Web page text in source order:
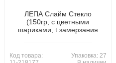
ЛЕПА Слайм Стекло
(150гр, с цветными
шариками, t замерзания
Код товара:
Упаковка: 27